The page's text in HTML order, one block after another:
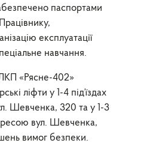
паспортами
експлуатації
навчання.
«Рясне-402»
ліфти у 1-4 під’їздах
Шевченка, 320 та у 1-3
вул. Шевченка,
вимог безпеки.